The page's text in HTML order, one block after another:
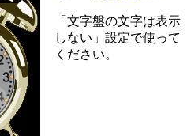
「文字盤の文字は表示
しない」設定で使って
ください。